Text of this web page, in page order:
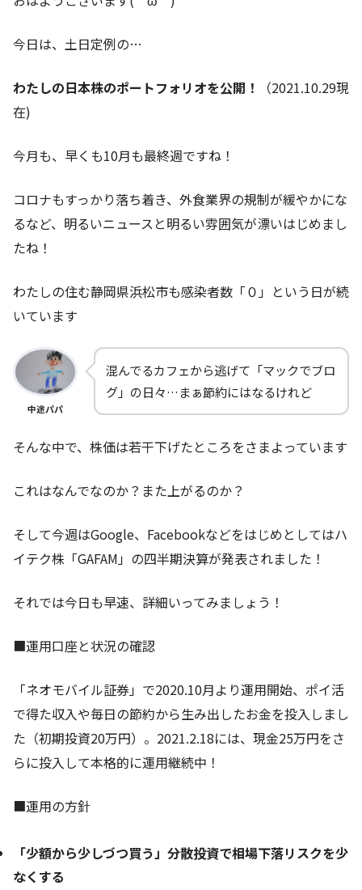
今日は、土日定例の…
わたしの日本株のポートフォリオを公開！
（2021.10.29現
在)
今月も、早くも10月も最終週ですね！
コロナもすっかり落ち着き、外食業界の規制が緩やかにな
るなど、明るいニュースと明るい雰囲気が漂いはじめまし
たね！
わたしの住む静岡県浜松市も感染者数「０」という日が続
いています
中途パパ
混んでるカフェから逃げて「マックでブロ
グ」の日々…まぁ節約にはなるけれど
そんな中で、株価は若干下げたところをさまよっています
これはなんでなのか？また上がるのか？
そして今週はGoogle、Facebookなどをはじめとしてはハ
イテク株「GAFAM」の四半期決算が発表されました！
それでは今日も早速、詳細いってみましょう！
■運用口座と状況の確認
「ネオモバイル証券」で2020.10月より運用開始、ポイ活
で得た収入や毎日の節約から生み出したお金を投入しまし
た（初期投資20万円）。2021.2.18には、現金25万円をさ
らに投入して本格的に運用継続中！
■運用の方針
「少額から少しづつ買う」分散投資で相場下落リスクを少
なくする